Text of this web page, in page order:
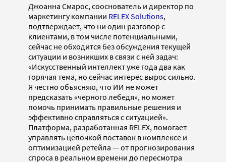
Джоанна Смарос, сооснователь и директор по
маркетингу компании RELEX Solutions,
подтверждает, что ни один разговор с
клиентами, в том числе потенциальными,
сейчас не обходится без обсуждения текущей
ситуации и возникших в связи с ней задач:
«Искусственный интеллект уже года два как
горячая тема, но сейчас интерес вырос сильно.
Я честно объясняю, что ИИ не может
предсказать «черного лебедя», но может
помочь принимать правильные решения и
эффективно справляться с ситуацией».
Платформа, разработанная RELEX, помогает
управлять цепочкой поставок в комплексе и
оптимизацией ретейла — от прогнозирования
спроса в реальном времени до пересмотра